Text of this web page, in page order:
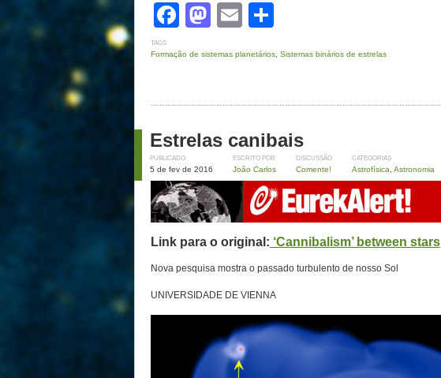
Facebook
Mastodon
Email
TAGS
Formação de sistemas planetários Sistemas binários de estrelas
Estrelas canibais
PUBLICADO
5 de fev de 2016
ESCRITO POR
João Carlos
DISCUSSÃO
Comente!
CATEGORIAS
Astrofísica Astronomia
Link para o original: ‘Cannibalism’ between stars
Nova pesquisa mostra o passado turbulento de nosso Sol
UNIVERSIDADE DE VIENNA